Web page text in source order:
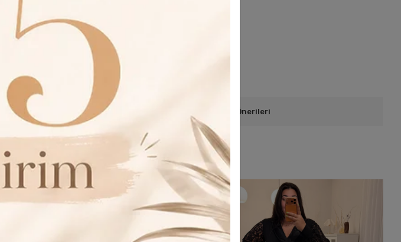
Fiyat Alarmı Ürün Önerileri